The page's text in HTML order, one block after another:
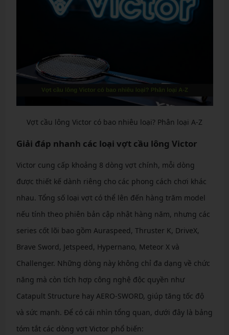
Vợt cầu lông Victor có bao nhiêu loại? Phân loại A-Z
Giải đáp nhanh các loại vợt cầu lông Victor
Victor cung cấp khoảng 8 dòng vợt chính, mỗi dòng
được thiết kế dành riêng cho các phong cách chơi khác
nhau. Tổng số loại vợt có thể lên đến hàng trăm model
nếu tính theo phiên bản cập nhật hàng năm, nhưng các
series cốt lõi bao gồm Auraspeed, Thruster K, DriveX,
Brave Sword, Jetspeed, Hypernano, Meteor X và
Challenger. Những dòng này không chỉ đa dạng về chức
năng mà còn tích hợp công nghệ độc quyền như
Catapult Structure hay AERO-SWORD, giúp tăng tốc độ
và sức mạnh. Để có cái nhìn tổng quan, dưới đây là bảng
tóm tắt các dòng vợt Victor phổ biến: